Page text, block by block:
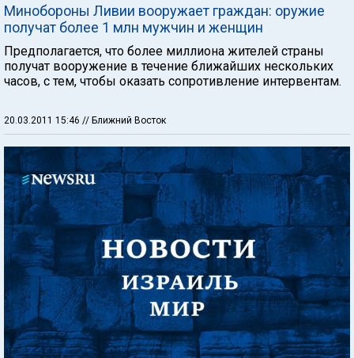
Минобороны Ливии вооружает граждан: оружие
получат более 1 млн мужчин и женщин
Предполагается, что более миллиона жителей страны
получат вооружение в течение ближайших нескольких
часов, с тем, чтобы оказать сопротивление интервентам.
20.03.2011 15:46 // Ближний Восток